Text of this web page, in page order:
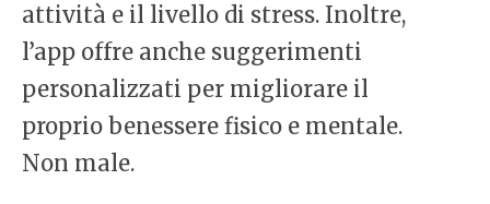
attività e il livello di stress. Inoltre,
l’app offre anche suggerimenti
personalizzati per migliorare il
proprio benessere fisico e mentale.
Non male.